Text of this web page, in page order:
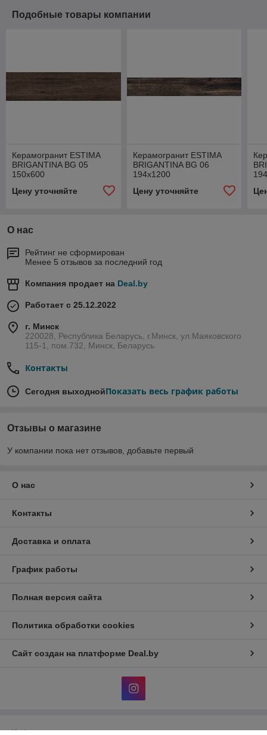
Подобные товары компании
Керамогранит ESTIMA
BRIGANTINA BG 05
150х600
Цену уточняйте
Керамогранит ESTIMA
BRIGANTINA BG 06
194х1200
Цену уточняйте
О нас
Рейтинг не сформирован
Менее 5 отзывов за последний год
Компания продает на Deal.by
Работает с 25.12.2022
г. Минск
220028, Республика Беларусь, г.Минск, ул.Маяковского
115-1, пом.732, Минск, Беларусь
Контакты
Сегодня выходнойПоказать весь график работы
Отзывы о магазине
У компании пока нет отзывов, добавьте первый
О нас
Контакты
Доставка и оплата
График работы
Полная версия сайта
Политика обработки cookies
Сайт создан на платформе Deal.by
Информация для покупателя